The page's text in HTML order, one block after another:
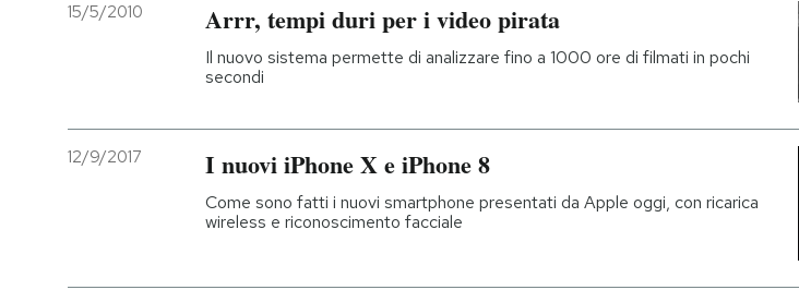
15/5/2010 Arrr, tempi duri per i video pirata
Il nuovo sistema permette di analizzare fino a 1000 ore di filmati in pochi
secondi
12/9/2017 I nuovi iPhone X e iPhone 8
Come sono fatti i nuovi smartphone presentati da Apple oggi, con ricarica
wireless e riconoscimento facciale